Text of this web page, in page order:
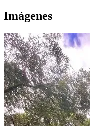
Imágenes